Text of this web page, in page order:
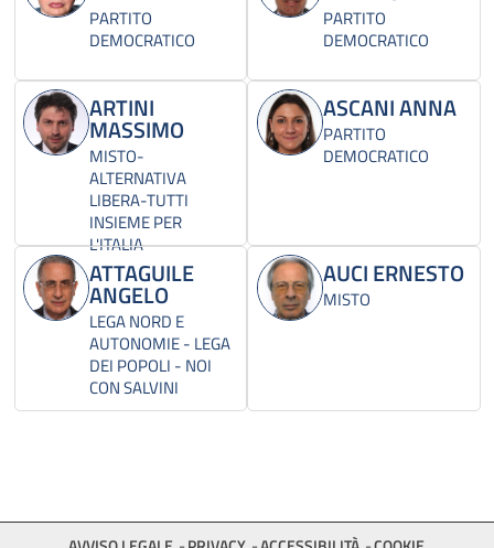
PARTITO
DEMOCRATICO
PARTITO
DEMOCRATICO
ARTINI
MASSIMO
MISTO-
ALTERNATIVA
LIBERA-TUTTI
INSIEME PER
L'ITALIA
ASCANI ANNA
PARTITO
DEMOCRATICO
ATTAGUILE
ANGELO
LEGA NORD E
AUTONOMIE - LEGA
DEI POPOLI - NOI
CON SALVINI
AUCI ERNESTO
MISTO